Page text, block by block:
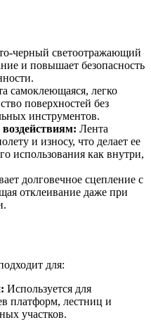
черный светоотражающий
и повышает безопасность
самоклеющаяся, легко
поверхностей без
инструментов.
Лента
и износу, что делает ее
использования как внутри,
долговечное сцепление с
отклеивание даже при
для:
Используется для
платформ, лестниц и
участков.